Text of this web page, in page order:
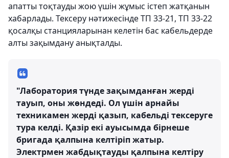
апатты тоқтауды жою үшін жұмыс істеп жатқанын
хабарлады. Тексеру нәтижесінде ТП 33-21, ТП 33-22
қосалқы станцияларынан келетін бас кабельдерде
алты зақымдану анықталды.
"Лаборатория түнде зақымданған жерді
тауып, оны жөндеді. Ол үшін арнайы
техникамен жерді қазып, кабельді тексеруге
тура келді. Қазір екі ауысымда бірнеше
бригада қалпына келтіріп жатыр.
Электрмен жабдықтауды қалпына келтіру